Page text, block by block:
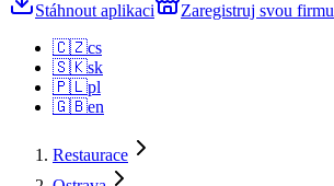
Stáhnout aplikaci
Zaregistruj svou firmu
🇨🇿cs
🇸🇰sk
🇵🇱pl
🇬🇧en
Restaurace